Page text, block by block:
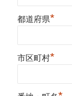
都道府県*
市区町村*